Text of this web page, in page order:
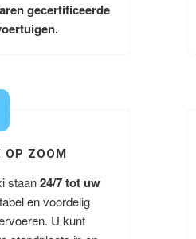
gecertificeerde
OP ZOOM
staan24/7 tot uw
en voordelig
U kunt